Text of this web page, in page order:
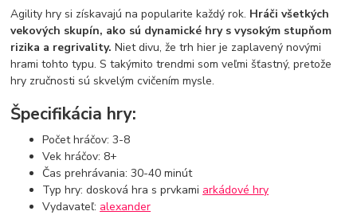
L.O.L. Surprise zvieratká
L.O.L. Surprise hračky
L.O.L. Surprise domčeky
L.O.L. Surprise postavičky
L.O.L. Surprise zberateľské figúrky
L.O.L. OMG L.O.L. OMG Bábiky
Agility hry si získavajú na popularite každý rok. Hráči všetkých
vekových skupín, ako sú dynamické hry s vysokým stupňom
rizika a regrivality.Niet divu, že trh hier je zaplavený novými
hrami tohto typu. S takýmito trendmi som veľmi šťastný, pretože
hry zručnosti sú skvelým cvičením mysle.
Špecifikácia hry:
Počet hráčov: 3-8
Vek hráčov: 8+
Čas prehrávania: 30-40 minút
Typ hry: dosková hra s prvkami arkádové hry
Vydavateľ: alexander